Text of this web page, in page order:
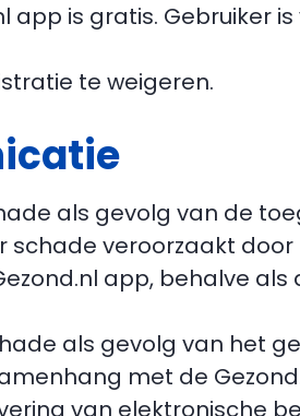
app is gratis. Gebruiker
te weigeren.
als gevolg van de
veroorzaakt
app, behalve
als gevolg van het
met de
van elektronische